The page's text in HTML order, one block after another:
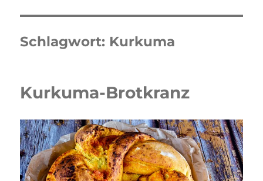
Schlagwort: Kurkuma
Kurkuma-Brotkranz